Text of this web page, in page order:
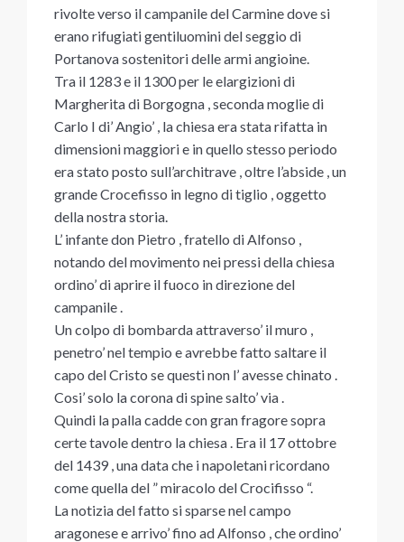
rivolte verso il campanile del Carmine dove si
erano rifugiati gentiluomini del seggio di
Portanova sostenitori delle armi angioine.
Tra il 1283 e il 1300 per le elargizioni di
Margherita di Borgogna , seconda moglie di
Carlo I di’ Angio’ , la chiesa era stata rifatta in
dimensioni maggiori e in quello stesso periodo
era stato posto sull’architrave , oltre l’abside , un
grande Crocefisso in legno di tiglio , oggetto
della nostra storia.
L’ infante don Pietro , fratello di Alfonso ,
notando del movimento nei pressi della chiesa
ordino’ di aprire il fuoco in direzione del
campanile .
Un colpo di bombarda attraverso’ il muro ,
penetro’ nel tempio e avrebbe fatto saltare il
capo del Cristo se questi non l’ avesse chinato .
Cosi’ solo la corona di spine salto’ via .
Quindi la palla cadde con gran fragore sopra
certe tavole dentro la chiesa . Era il 17 ottobre
del 1439 , una data che i napoletani ricordano
come quella del ” miracolo del Crocifisso “.
La notizia del fatto si sparse nel campo
aragonese e arrivo’ fino ad Alfonso , che ordino’